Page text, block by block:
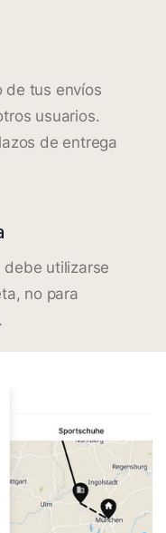
de tus envíos
usuarios.
de entrega
debe utilizarse
no para